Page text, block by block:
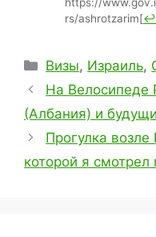
rs/ashrotzarim[↩
Рубрики
Визы, Израиль,
На
(Албания) и
Прогулка
которой я смотрел